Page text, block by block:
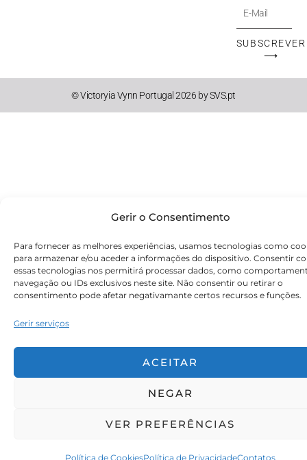
Gerir o Consentimento
Para fornecer as melhores experiências, usamos tecnologias como
para armazenar e/ou aceder a informações do dispositivo. Consentir
essas tecnologias nos permitirá processar dados, como
navegação ou IDs exclusivos neste site. Não consentir ou retirar o
consentimento pode afetar negativamante certos recursos e funções.
Gerir serviços
ACEITAR
NEGAR
VER PREFERÊNCIAS
Política de CookiesPolítica de PrivacidadeContatos
E-
Mail
SUBSCREVER
⟶
© Victoryia Vynn Portugal 2026 by SVS.pt